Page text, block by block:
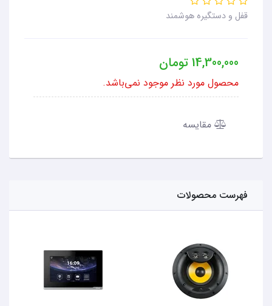
قفل و دستگیره هوشمند
14,300,000تومان
محصول مورد نظر موجود نمی‌باشد.
مقایسه
فهرست محصولات